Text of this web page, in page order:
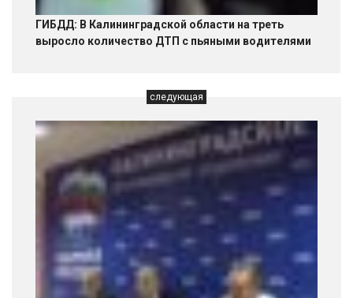
ГИБДД: В Калининградской области на треть
выросло количество ДТП с пьяными водителями
следующая